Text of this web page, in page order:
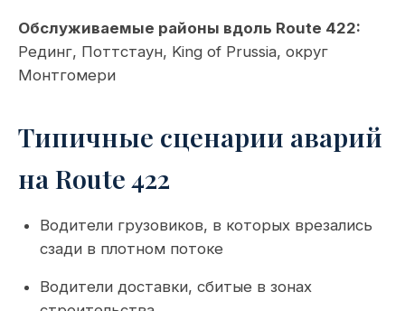
Обслуживаемые районы вдоль Route 422:
Рединг, Поттстаун, King of Prussia, округ
Монтгомери
Типичные сценарии аварий
на Route 422
Водители грузовиков, в которых врезались
сзади в плотном потоке
Водители доставки, сбитые в зонах